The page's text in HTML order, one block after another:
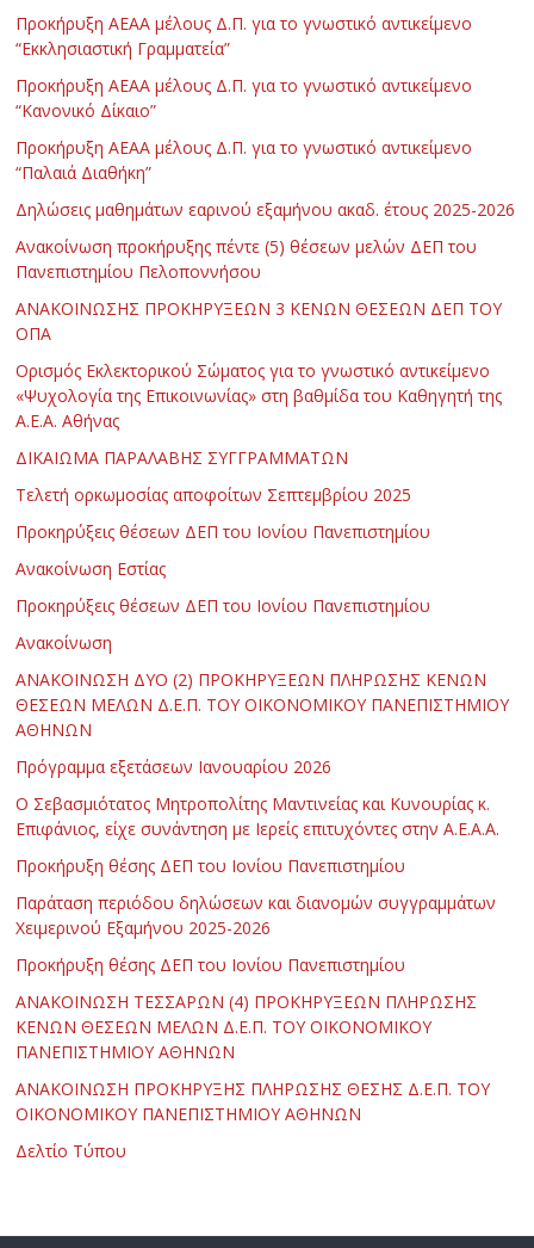
Προκήρυξη ΑΕΑΑ μέλους Δ.Π. για το γνωστικό αντικείμενο
“Εκκλησιαστική Γραμματεία”
Προκήρυξη ΑΕΑΑ μέλους Δ.Π. για το γνωστικό αντικείμενο
“Κανονικό Δίκαιο”
Προκήρυξη ΑΕΑΑ μέλους Δ.Π. για το γνωστικό αντικείμενο
“Παλαιά Διαθήκη”
Δηλώσεις μαθημάτων εαρινού εξαμήνου ακαδ. έτους 2025-2026
Ανακοίνωση προκήρυξης πέντε (5) θέσεων μελών ΔΕΠ του
Πανεπιστημίου Πελοποννήσου
ΑΝΑΚΟΙΝΩΣΗΣ ΠΡΟΚΗΡΥΞΕΩΝ 3 ΚΕΝΩΝ ΘΕΣΕΩΝ ΔΕΠ ΤΟΥ
ΟΠΑ
Ορισμός Εκλεκτορικού Σώματος για το γνωστικό αντικείμενο
«Ψυχολογία της Επικοινωνίας» στη βαθμίδα του Καθηγητή της
Α.Ε.Α. Αθήνας
ΔΙΚΑΙΩΜΑ ΠΑΡΑΛΑΒΗΣ ΣΥΓΓΡΑΜΜΑΤΩΝ
Τελετή ορκωμοσίας αποφοίτων Σεπτεμβρίου 2025
Προκηρύξεις θέσεων ΔΕΠ του Ιονίου Πανεπιστημίου
Ανακοίνωση Εστίας
Προκηρύξεις θέσεων ΔΕΠ του Ιονίου Πανεπιστημίου
Ανακοίνωση
ΑΝΑΚΟΙΝΩΣΗ ΔΥΟ (2) ΠΡΟΚΗΡΥΞΕΩΝ ΠΛΗΡΩΣΗΣ ΚΕΝΩΝ
ΘΕΣΕΩΝ ΜΕΛΩΝ Δ.Ε.Π. ΤΟΥ ΟΙΚΟΝΟΜΙΚΟΥ ΠΑΝΕΠΙΣΤΗΜΙΟΥ
ΑΘΗΝΩΝ
Πρόγραμμα εξετάσεων Ιανουαρίου 2026
Ο Σεβασμιότατος Μητροπολίτης Μαντινείας και Κυνουρίας κ.
Επιφάνιος, είχε συνάντηση με Ιερείς επιτυχόντες στην Α.Ε.Α.Α.
Προκήρυξη θέσης ΔΕΠ του Ιονίου Πανεπιστημίου
Παράταση περιόδου δηλώσεων και διανομών συγγραμμάτων
Χειμερινού Εξαμήνου 2025-2026
Προκήρυξη θέσης ΔΕΠ του Ιονίου Πανεπιστημίου
ΑΝΑΚΟΙΝΩΣΗ ΤΕΣΣΑΡΩΝ (4) ΠΡΟΚΗΡΥΞΕΩΝ ΠΛΗΡΩΣΗΣ
ΚΕΝΩΝ ΘΕΣΕΩΝ ΜΕΛΩΝ Δ.Ε.Π. ΤΟΥ ΟΙΚΟΝΟΜΙΚΟΥ
ΠΑΝΕΠΙΣΤΗΜΙΟΥ ΑΘΗΝΩΝ
ΑΝΑΚΟΙΝΩΣΗ ΠΡΟΚΗΡΥΞΗΣ ΠΛΗΡΩΣΗΣ ΘΕΣΗΣ Δ.Ε.Π. ΤΟΥ
ΟΙΚΟΝΟΜΙΚΟΥ ΠΑΝΕΠΙΣΤΗΜΙΟΥ ΑΘΗΝΩΝ
Δελτίο Τύπου